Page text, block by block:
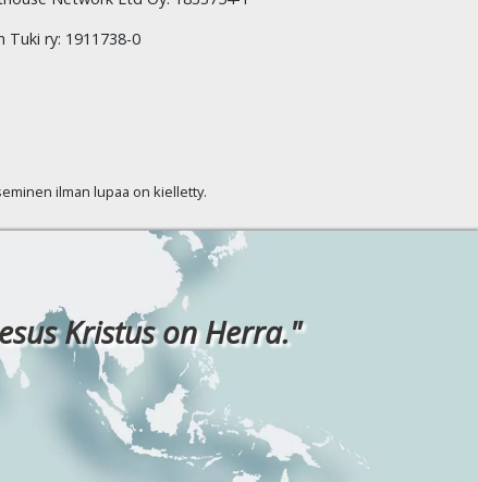
Tuki ry: 1911738-0
ilman lupaa on kielletty.
Kristus on Herra."